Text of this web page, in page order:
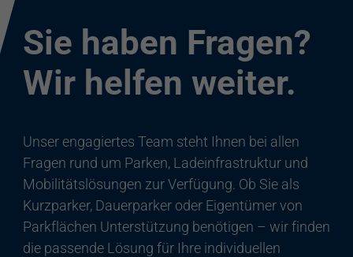
Sie haben Fragen?
Wir helfen weiter.
Unser engagiertes Team steht Ihnen bei allen
Fragen rund um Parken, Ladeinfrastruktur und
Mobilitätslösungen zur Verfügung. Ob Sie als
Kurzparker, Dauerparker oder Eigentümer von
Parkflächen Unterstützung benötigen – wir finden
die passende Lösung für Ihre individuellen